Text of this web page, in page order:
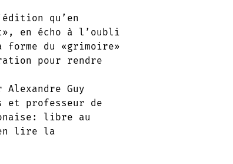
qu’en
en écho à l’oubli
du «grimoire»
pour rendre
Guy
et professeur de
libre au
lire la